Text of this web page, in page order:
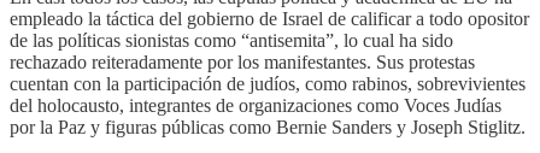
empleado la táctica del gobierno de Israel de calificar a todo opositor
de las políticas sionistas como “antisemita”, lo cual ha sido
rechazado reiteradamente por los manifestantes. Sus protestas
cuentan con la participación de judíos, como rabinos, sobrevivientes
del holocausto, integrantes de organizaciones como Voces Judías
por la Paz y figuras públicas como Bernie Sanders y Joseph Stiglitz.